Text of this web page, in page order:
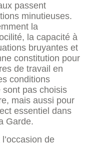
passent
minutieuses.
la
la capacité à
bruyantes et
constitution pour
de travail en
conditions
pas choisis
mais aussi pour
essentiel dans
Garde.
de